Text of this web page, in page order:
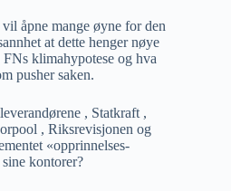
åpne mange øyne for den
at dette henger nøye
FNs klimahypotese og hva
pusher saken.
, Statkraft ,
, Riksrevisjonen og
«opprinnelses-
kontorer?